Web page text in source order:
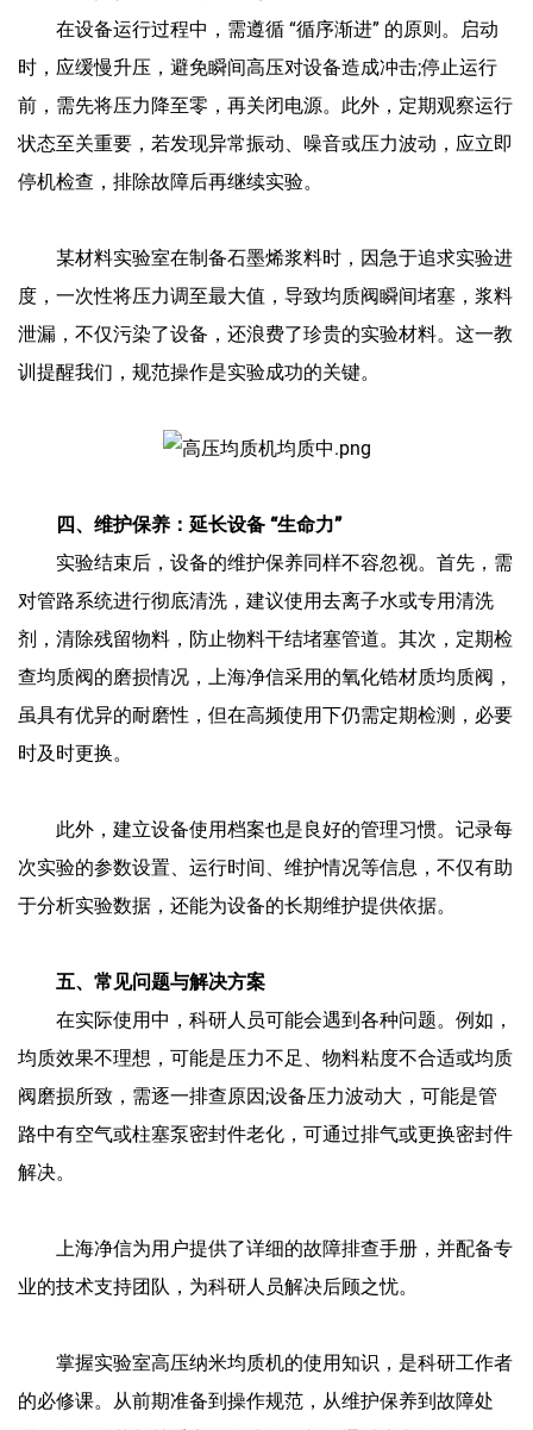
在设备运行过程中，需遵循 “循序渐进” 的原则。启动
时，应缓慢升压，避免瞬间高压对设备造成冲击;停止运行
前，需先将压力降至零，再关闭电源。此外，定期观察运行
状态至关重要，若发现异常振动、噪音或压力波动，应立即
停机检查，排除故障后再继续实验。
某材料实验室在制备石墨烯浆料时，因急于追求实验进
度，一次性将压力调至最大值，导致均质阀瞬间堵塞，浆料
泄漏，不仅污染了设备，还浪费了珍贵的实验材料。这一教
训提醒我们，规范操作是实验成功的关键。
四、维护保养：延长设备 “生命力”
实验结束后，设备的维护保养同样不容忽视。首先，需
对管路系统进行彻底清洗，建议使用去离子水或专用清洗
剂，清除残留物料，防止物料干结堵塞管道。其次，定期检
查均质阀的磨损情况，上海净信采用的氧化锆材质均质阀，
虽具有优异的耐磨性，但在高频使用下仍需定期检测，必要
时及时更换。
此外，建立设备使用档案也是良好的管理习惯。记录每
次实验的参数设置、运行时间、维护情况等信息，不仅有助
于分析实验数据，还能为设备的长期维护提供依据。
五、常见问题与解决方案
在实际使用中，科研人员可能会遇到各种问题。例如，
均质效果不理想，可能是压力不足、物料粘度不合适或均质
阀磨损所致，需逐一排查原因;设备压力波动大，可能是管
路中有空气或柱塞泵密封件老化，可通过排气或更换密封件
解决。
上海净信为用户提供了详细的故障排查手册，并配备专
业的技术支持团队，为科研人员解决后顾之忧。
掌握实验室高压纳米均质机的使用知识，是科研工作者
的必修课。从前期准备到操作规范，从维护保养到故障处